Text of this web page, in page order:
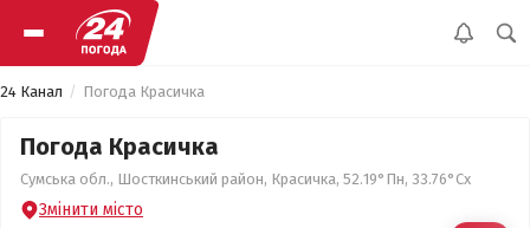
24 Канал Погода Красичка
Погода Красичка
Сумська обл., Шосткинський район, Красичка, 52.19°Пн, 33.76°Сх
Змінити місто